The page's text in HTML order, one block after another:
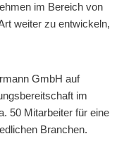
im Bereich von
weiter zu entwickeln,
GmbH auf
im
50 Mitarbeiter für eine
Branchen.